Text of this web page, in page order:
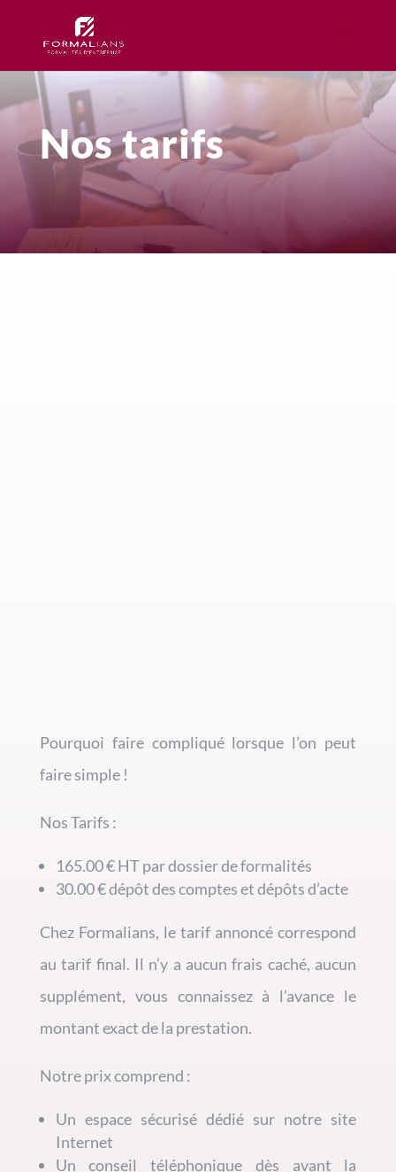
Nos tarifs
Pourquoi faire compliqué lorsque l’on peut
faire simple !
Nos Tarifs :
165.00 € HT par dossier de formalités
30.00 € dépôt des comptes et dépôts d’acte
Chez Formalians, le tarif annoncé correspond
au tarif final. Il n’y a aucun frais caché, aucun
supplément, vous connaissez à l’avance le
montant exact de la prestation.
Notre prix comprend :
Un espace sécurisé dédié sur notre site
Internet
Un conseil téléphonique dès avant la